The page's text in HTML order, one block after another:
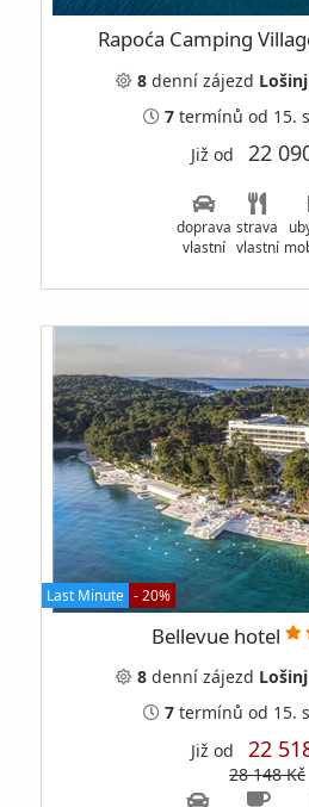
Rapoća Camping
8 denní zájezd Lošinj
7 termínů od 15.
Již od 22
doprava
vlastní
strava
vlastní
Last Minute - 20%
Bellevue hotel
8 denní zájezd Lošinj
7 termínů od 15.
Již od 22
28 148 Kč